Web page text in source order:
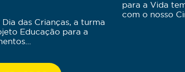
das Crianças, a turma
Educação para a
para a Vida
com o nosso